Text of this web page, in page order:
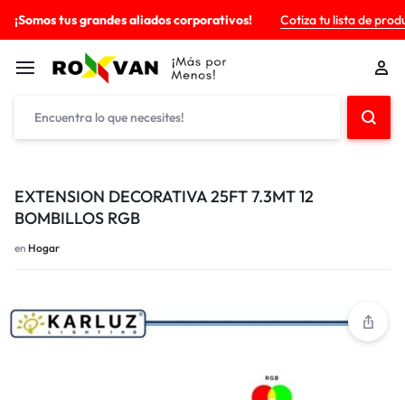
¡Somos tus grandes aliados corporativos! Cotiza tu lista de
EXTENSION DECORATIVA 25FT 7.3MT 12
BOMBILLOS RGB
en Hogar